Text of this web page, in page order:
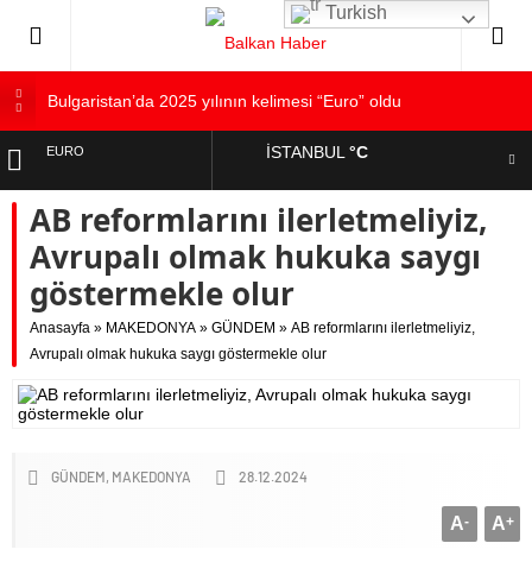
Bulgaristan’da 2025 yılının kelimesi “Euro” oldu
Bulgaristan’dan İspanya’ya destek
Bulgaristan’da hükümet kurma sürecinde son deneme
Bulgaristan’da Emeklilikten Sonra Çalışan Sayısı Artıyor
EURO
ALTIN
DOLAR
İSTANBUL°C
AB reformlarını ilerletmeliyiz,
Avrupalı olmak hukuka saygı
göstermekle olur
Anasayfa » MAKEDONYA » GÜNDEM » AB reformlarını ilerletmeliyiz,
Avrupalı olmak hukuka saygı göstermekle olur
GÜNDEM MAKEDONYA 28.12.2024
A+
A-
Turkish